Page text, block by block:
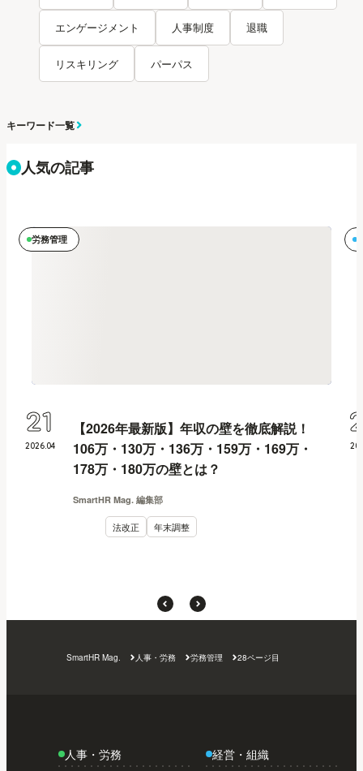
エンゲージメント 人事制度 退職
リスキリング パーパス
キーワード一覧
人気の記事
労務管理
【2026年最新版】年収の壁を徹底解説！
106万・130万・136万・159万・169万・
178万・180万の壁とは？
SmartHR Mag. 編集部
法改正 年末調整
2026.04
21
SmartHR Mag. 人事・労務 労務管理 28ページ目
人事・労務 経営・組織